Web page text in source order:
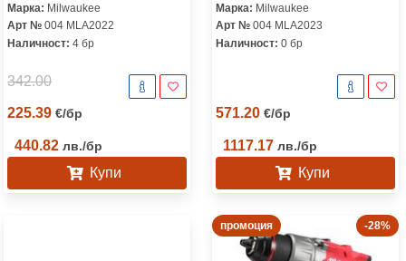
Марка: Milwaukee
Арт № 004 MLA2022
Наличност: 4 бр
342.00
225.39 €/бр
440.82 лв./бр
Купи
Марка: Milwaukee
Арт № 004 MLA2023
Наличност: 0 бр
571.20 €/бр
1117.17 лв./бр
Купи
промоция -28%